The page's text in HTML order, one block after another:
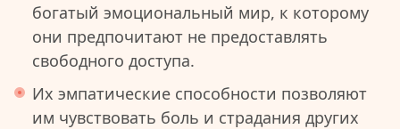
богатый эмоциональный мир, к которому
они предпочитают не предоставлять
свободного доступа.
Их эмпатические способности позволяют
им чувствовать боль и страдания других